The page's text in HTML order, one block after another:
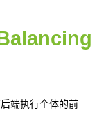
端执行个体的前